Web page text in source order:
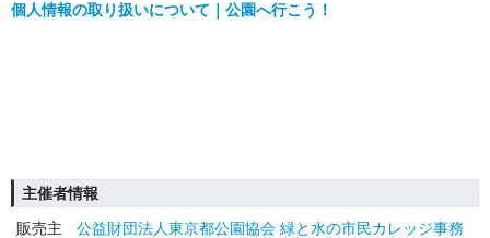
個人情報の取り扱いについて｜公園へ行こう！
主催者情報
販売主
公益財団法人東京都公園協会 緑と水の市民カレッジ事務